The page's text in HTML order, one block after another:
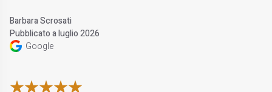
Barbara Scrosati
Pubblicato a luglio 2026
Google